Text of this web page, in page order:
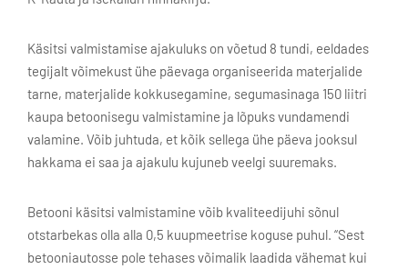
Käsitsi valmistamise ajakuluks on võetud 8 tundi, eeldades
tegijalt võimekust ühe päevaga organiseerida materjalide
tarne, materjalide kokkusegamine, segumasinaga 150 liitri
kaupa betoonisegu valmistamine ja lõpuks vundamendi
valamine. Võib juhtuda, et kõik sellega ühe päeva jooksul
hakkama ei saa ja ajakulu kujuneb veelgi suuremaks.
Betooni käsitsi valmistamine võib kvaliteedijuhi sõnul
otstarbekas olla alla 0,5 kuupmeetrise koguse puhul. “Sest
betooniautosse pole tehases võimalik laadida vähemat kui